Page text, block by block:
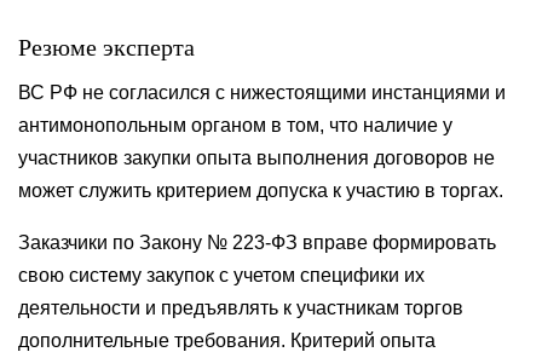
Резюме эксперта
ВС РФ не согласился с нижестоящими инстанциями и
антимонопольным органом в том, что наличие у
участников закупки опыта выполнения договоров не
может служить критерием допуска к участию в торгах.
Заказчики по Закону № 223-ФЗ вправе формировать
свою систему закупок с учетом специфики их
деятельности и предъявлять к участникам торгов
дополнительные требования. Критерий опыта